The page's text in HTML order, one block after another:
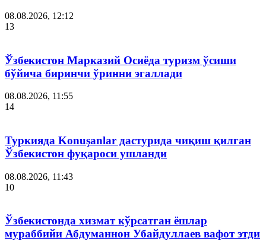
08.08.2026, 12:12
13
Ўзбекистон Марказий Осиёда туризм ўсиши
бўйича биринчи ўринни эгаллади
08.08.2026, 11:55
14
Туркияда Konuşanlar дастурида чиқиш қилган
Ўзбекистон фуқароси ушланди
08.08.2026, 11:43
10
Ўзбекистонда хизмат кўрсатган ёшлар
мураббийи Абдуманнон Убайдуллаев вафот этди